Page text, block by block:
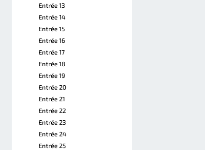
Entrée 13
Entrée 14
Entrée 15
Entrée 16
Entrée 17
Entrée 18
Entrée 19
Entrée 20
Entrée 21
Entrée 22
Entrée 23
Entrée 24
Entrée 25